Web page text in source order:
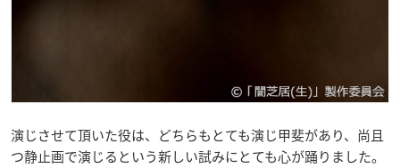
演じさせて頂いた役は、どちらもとても演じ甲斐があり、尚且
つ静止画で演じるという新しい試みにとても心が踊りました。